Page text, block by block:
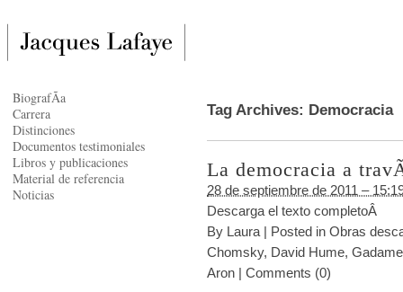
Tag Archives: Democracia
La democracia a
28 de septiembre de 2011 –
Descarga el texto completoÂ
By Laura | Posted in Obras
Chomsky, David Hume,
Aron | Comments (0)
BiografÃ­a
Carrera
Distinciones
Documentos testimoniales
Libros y publicaciones
Material de referencia
Noticias